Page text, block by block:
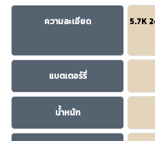
ความละเอียด
5.7K
แบตเตอร์รี่
น้ำหนัก